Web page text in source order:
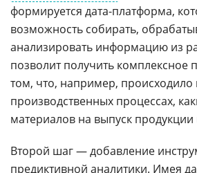
формируется дата-платформа,
возможность собирать,
анализировать информацию из
позволит получить комплексное
том, что, например, происходило
производственных процессах,
материалов на выпуск продукции
Второй шаг — добавление
предиктивной аналитики. Имея